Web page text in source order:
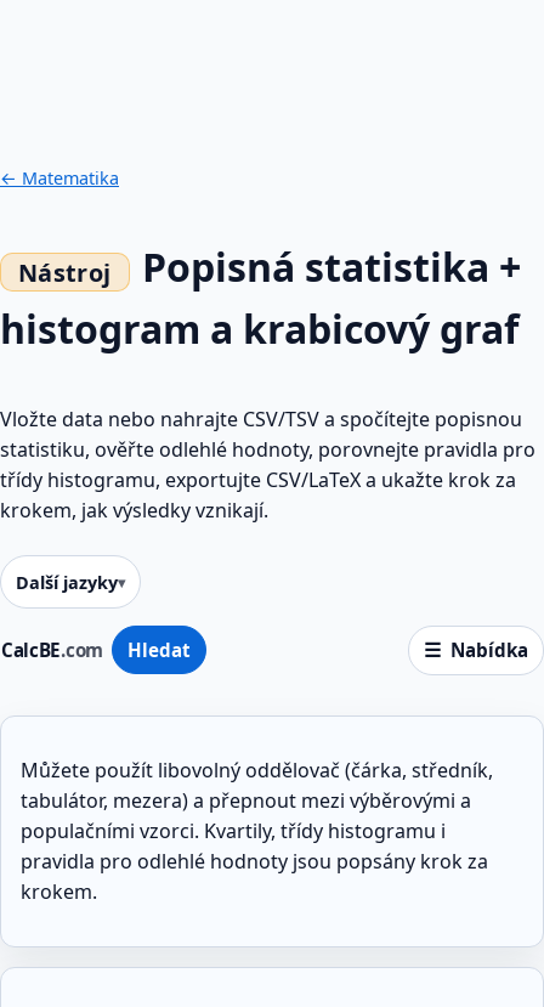
CalcBE.com Hledat Nabídka
← Matematika
Popisná statistika +
histogram a krabicový graf
Vložte data nebo nahrajte CSV/TSV a spočítejte popisnou
statistiku, ověřte odlehlé hodnoty, porovnejte pravidla pro
třídy histogramu, exportujte CSV/LaTeX a ukažte krok za
krokem, jak výsledky vznikají.
Další jazyky
Můžete použít libovolný oddělovač (čárka, středník,
tabulátor, mezera) a přepnout mezi výběrovými a
populačními vzorci. Kvartily, třídy histogramu i
pravidla pro odlehlé hodnoty jsou popsány krok za
krokem.